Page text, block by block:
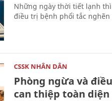
Những ngày thời tiết lạnh
điều trị bệnh phổi tắc nghẽn
CSSK NHÂN DÂN
Phòng ngừa và
can thiệp toàn diện